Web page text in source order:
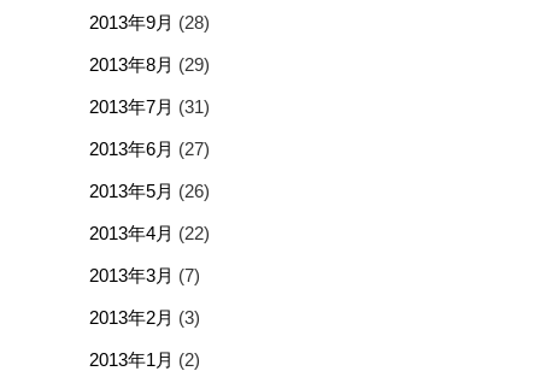
2013年9月 (28)
2013年8月 (29)
2013年7月 (31)
2013年6月 (27)
2013年5月 (26)
2013年4月 (22)
2013年3月 (7)
2013年2月 (3)
2013年1月 (2)